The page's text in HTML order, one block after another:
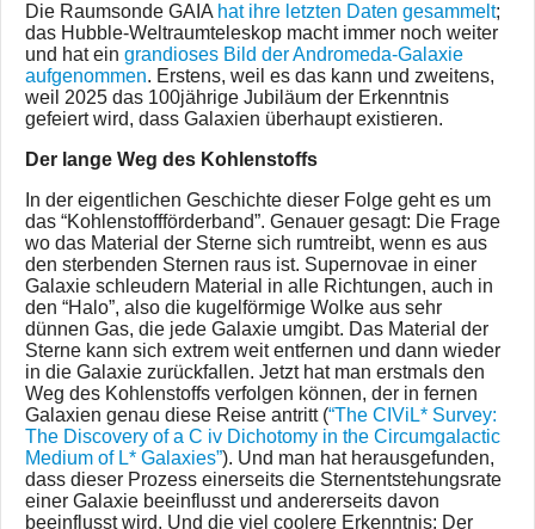
Die Raumsonde GAIA hat ihre letzten Daten gesammelt;
das Hubble-Weltraumteleskop macht immer noch weiter
und hat ein grandioses Bild der Andromeda-Galaxie
aufgenommen. Erstens, weil es das kann und zweitens,
weil 2025 das 100jährige Jubiläum der Erkenntnis
gefeiert wird, dass Galaxien überhaupt existieren.
Der lange Weg des Kohlenstoffs
In der eigentlichen Geschichte dieser Folge geht es um
das “Kohlenstoffförderband”. Genauer gesagt: Die Frage
wo das Material der Sterne sich rumtreibt, wenn es aus
den sterbenden Sternen raus ist. Supernovae in einer
Galaxie schleudern Material in alle Richtungen, auch in
den “Halo”, also die kugelförmige Wolke aus sehr
dünnen Gas, die jede Galaxie umgibt. Das Material der
Sterne kann sich extrem weit entfernen und dann wieder
in die Galaxie zurückfallen. Jetzt hat man erstmals den
Weg des Kohlenstoffs verfolgen können, der in fernen
Galaxien genau diese Reise antritt (“The CIViL* Survey:
The Discovery of a C iv Dichotomy in the Circumgalactic
Medium of L* Galaxies”). Und man hat herausgefunden,
dass dieser Prozess einerseits die Sternentstehungsrate
einer Galaxie beeinflusst und andererseits davon
beeinflusst wird. Und die viel coolere Erkenntnis: Der